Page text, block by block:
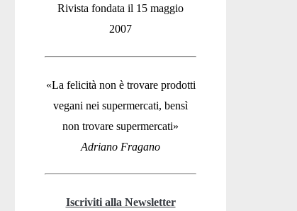
Rivista fondata il 15 maggio
2007
«La felicità non è trovare prodotti
vegani nei supermercati, bensì
non trovare supermercati»
Adriano Fragano
Iscriviti alla Newsletter